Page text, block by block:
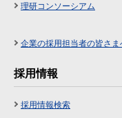
理研コンソーシアム
企業の採用担当者の皆さま
採用情報
採用情報検索